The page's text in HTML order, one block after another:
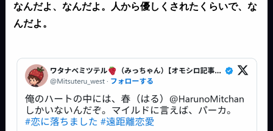
なんだよ、なんだよ。人から優しくされたくらいで、な
んだよ。